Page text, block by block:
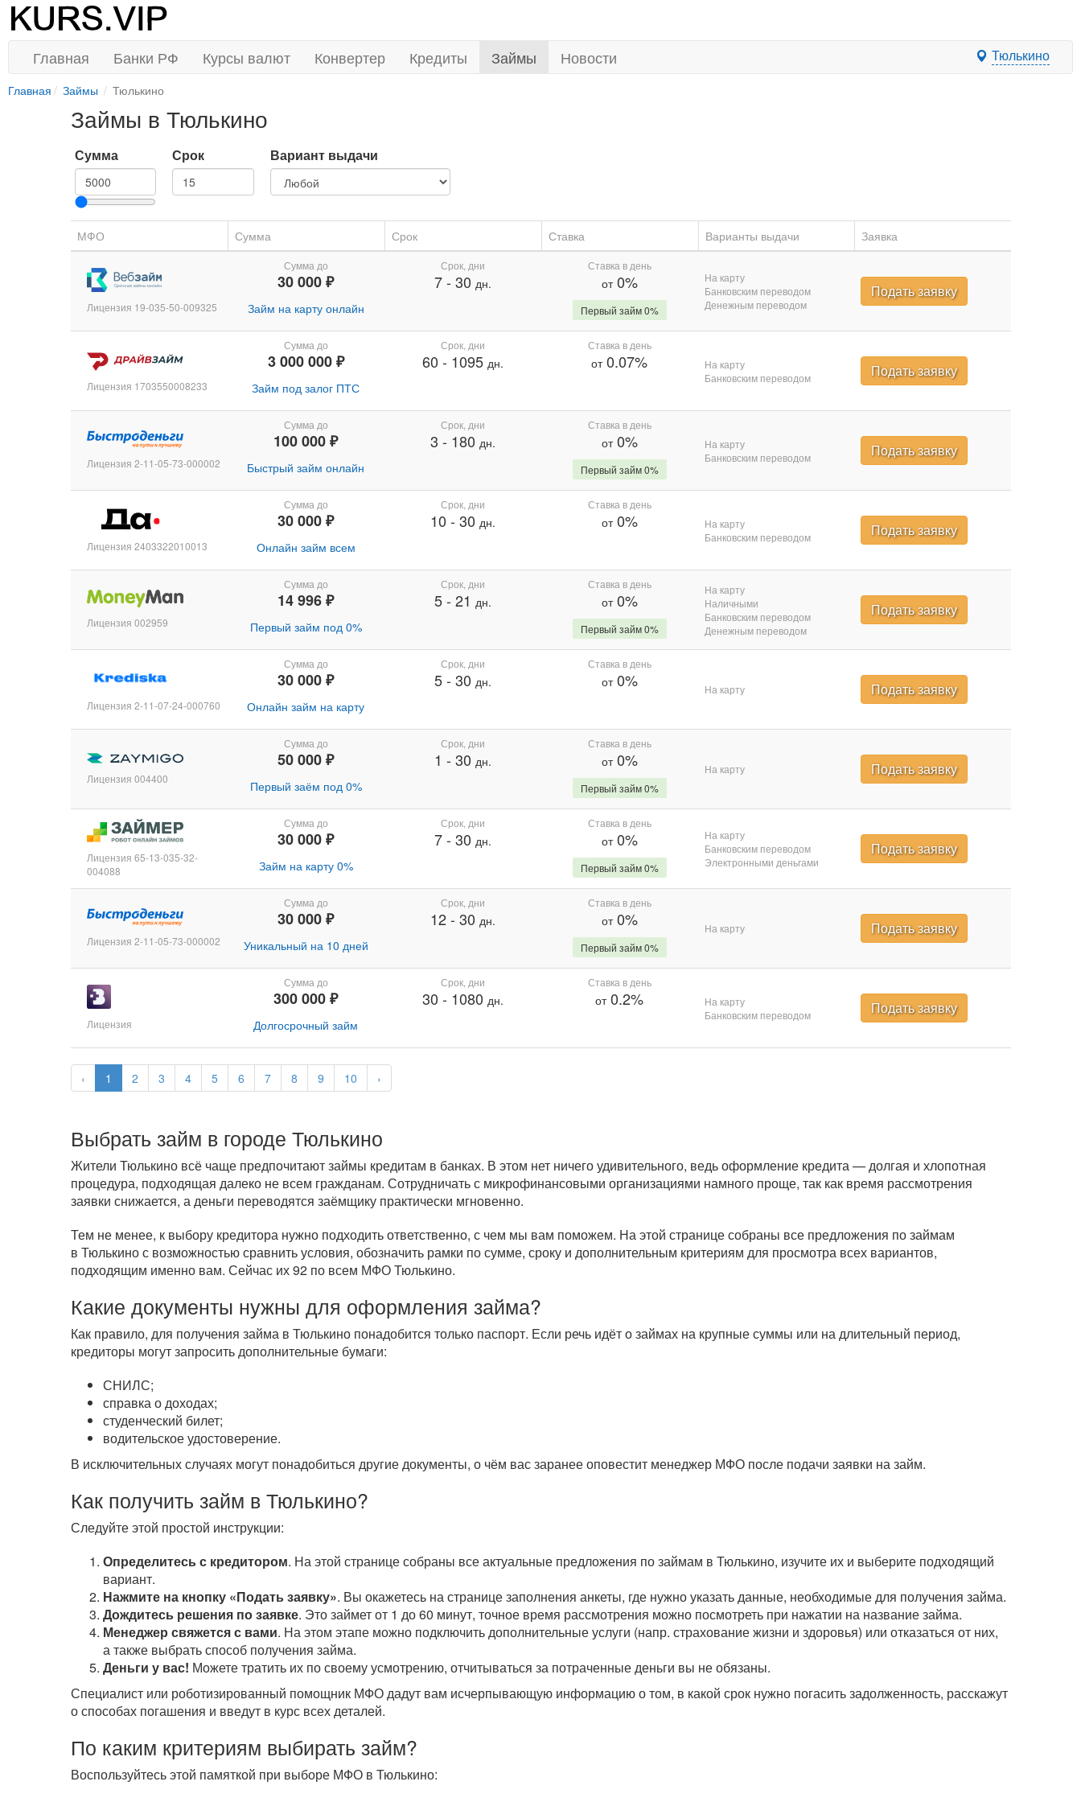
Главная Банки РФ Курсы валют Конвертер Кредиты Займы Новости Тюлькино
Главная Займы Тюлькино
Займы в Тюлькино
Сумма Срок Вариант выдачи
МФО Сумма Срок Ставка Варианты выдачи Заявка
‹ 1 2 3 4 5 6 7 8 9 10 ›
Лицензия 19-035-50-009325
Сумма до
30 000 ₽
Займ на карту онлайн
Срок, дни
7- 30 дн.
Ставка в день
от0%
Первый займ 0%
На карту
Банковским переводом
Денежным переводом
Подать заявку
Лицензия 1703550008233
Сумма до
3 000 000 ₽
Займ под залог ПТС
Срок, дни
60 - 1095 дн.
Ставка в день
от0.07%
На карту
Банковским переводом
Подать заявку
Лицензия 2-11-05-73-000002
Сумма до
100 000 ₽
Быстрый займ онлайн
Срок, дни
3 - 180 дн.
Ставка в день
от0%
Первый займ 0%
На карту
Банковским переводом
Подать заявку
Лицензия 2403322010013
Сумма до
30 000 ₽
Онлайн займ всем
Срок, дни
10 - 30 дн.
Ставка в день
от0%
На карту
Банковским переводом
Подать заявку
Лицензия 002959
Сумма до
14 996 ₽
Первый займ под 0%
Срок, дни
5- 21 дн.
Ставка в день
от0%
Первый займ 0%
На карту
Наличными
Банковским переводом
Денежным переводом
Подать заявку
Лицензия 2-11-07-24-000760
Сумма до
30 000 ₽
Онлайн займ на карту
Срок, дни
5- 30 дн.
Ставка в день
от0% На карту Подать заявку
Лицензия 004400
Сумма до
50 000 ₽
Первый заём под 0%
Срок, дни
1 - 30 дн.
Ставка в день
от0%
Первый займ 0%
На карту Подать заявку
Лицензия 65-13-035-32-
004088
Сумма до
30 000 ₽
Займ на карту 0%
Срок, дни
7- 30 дн.
Ставка в день
от0%
Первый займ 0%
На карту
Банковским переводом
Электронными деньгами
Подать заявку
Лицензия 2-11-05-73-000002
Сумма до
30 000 ₽
Уникальный на 10 дней
Срок, дни
12- 30 дн.
Ставка в день
от0%
Первый займ 0%
На карту Подать заявку
Лицензия
Сумма до
300 000 ₽
Долгосрочный займ
Срок, дни
30 - 1080 дн.
Ставка в день
от0.2%
На карту
Банковским переводом
Подать заявку
Выбрать займ в городе Тюлькино
Жители Тюлькино всё чаще предпочитают займы кредитам в банках. В этом нет ничего удивительного, ведь оформление кредита — долгая и хлопотная
процедура, подходящая далеко не всем гражданам. Сотрудничать с микрофинансовыми организациями намного проще, так как время рассмотрения
заявки снижается, а деньги переводятся заёмщику практически мгновенно.
Тем не менее, к выбору кредитора нужно подходить ответственно, с чем мы вам поможем. На этой странице собраны все предложения по займам
в Тюлькино с возможностью сравнить условия, обозначить рамки по сумме, сроку и дополнительным критериям для просмотра всех вариантов,
подходящим именно вам. Сейчас их 92 по всем МФО Тюлькино.
Какие документы нужны для оформления займа?
Как правило, для получения займа в Тюлькино понадобится только паспорт. Если речь идёт о займах на крупные суммы или на длительный период,
кредиторы могут запросить дополнительные бумаги:
СНИЛС;
справка о доходах;
студенческий билет;
водительское удостоверение.
В исключительных случаях могут понадобиться другие документы, о чём вас заранее оповестит менеджер МФО после подачи заявки на займ.
Как получить займ в Тюлькино?
Следуйте этой простой инструкции:
Определитесь с кредитором. На этой странице собраны все актуальные предложения по займам в Тюлькино, изучите их и выберите подходящий
вариант.
Нажмите на кнопку «Подать заявку». Вы окажетесь на странице заполнения анкеты, где нужно указать данные, необходимые для получения займа.
Дождитесь решения по заявке. Это займет от 1 до 60 минут, точное время рассмотрения можно посмотреть при нажатии на название займа.
Менеджер свяжется с вами. На этом этапе можно подключить дополнительные услуги (напр. страхование жизни и здоровья) или отказаться от них,
а также выбрать способ получения займа.
Деньги у вас! Можете тратить их по своему усмотрению, отчитываться за потраченные деньги вы не обязаны.
Специалист или роботизированный помощник МФО дадут вам исчерпывающую информацию о том, в какой срок нужно погасить задолженность, расскажут
о способах погашения и введут в курс всех деталей.
По каким критериям выбирать займ?
Воспользуйтесь этой памяткой при выборе МФО в Тюлькино: